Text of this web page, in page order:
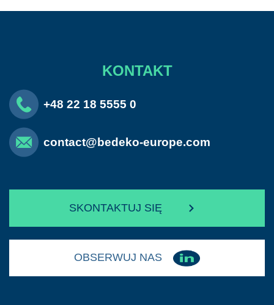
KONTAKT
+48 22 18 5555 0
contact@bedeko-europe.com
SKONTAKTUJ SIĘ
OBSERWUJ NAS